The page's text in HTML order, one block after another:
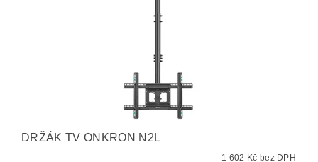
DRŽÁK TV ONKRON N2L
1 602 Kč bez DPH